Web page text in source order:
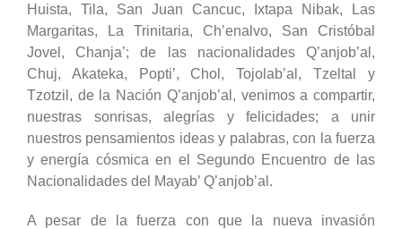
Huista, Tila, San Juan Cancuc, Ixtapa Nibak, Las
Margaritas, La Trinitaria, Ch’enalvo, San Cristóbal
Jovel, Chanja’; de las nacionalidades Q’anjob’al,
Chuj, Akateka, Popti’, Chol, Tojolab’al, Tzeltal y
Tzotzil, de la Nación Q’anjob’al, venimos a compartir,
nuestras sonrisas, alegrías y felicidades; a unir
nuestros pensamientos ideas y palabras, con la fuerza
y energía cósmica en el Segundo Encuentro de las
Nacionalidades del Mayab’ Q’anjob’al.
A pesar de la fuerza con que la nueva invasión